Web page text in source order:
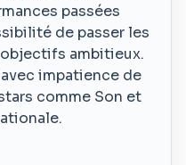
passées
de passer les
ambitieux.
impatience de
comme Son et